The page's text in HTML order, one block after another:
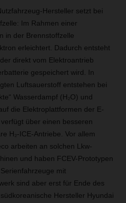
Hersteller setzt bei
Im Rahmen einer
in der Brennstoffzelle
erleichtert. Dadurch entsteht
direkt vom Elektroantrieb
gespeichert wird. In
Luftsauerstoff entstehen bei
Wasserdampf (H₂O) und
die Elektroplattformen der E-
über einen besseren
H₂-ICE-Antriebe. Vor allem
arbeiten an solchen Lkw-
und haben FCEV-Prototypen
mit
sind aber erst für Ende des
Hersteller Hyundai